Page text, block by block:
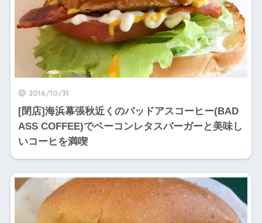
2016/10/31
[閉店]海浜幕張秋近くのバッドアスコーヒー(BAD
ASS COFFEE)でベーコンレタスバーガーと美味し
いコーヒを満喫